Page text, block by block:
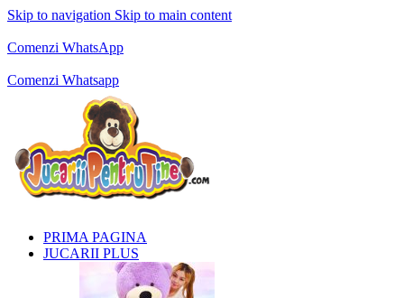
Skip to navigation Skip to main content
Comenzi WhatsApp
Comenzi Whatsapp
PRIMA PAGINA
JUCARII PLUS